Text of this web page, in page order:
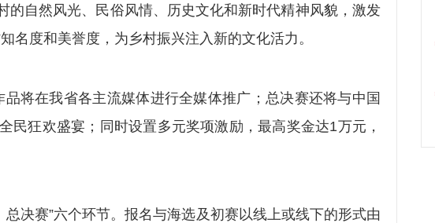
的自然风光、民俗风情、历史文化和新时代精神风貌，激发
名度和美誉度，为乡村振兴注入新的文化活力。
在我省各主流媒体进行全媒体推广；总决赛还将与中国
狂欢盛宴；同时设置多元奖项激励，最高奖金达1万元，
赛”六个环节。报名与海选及初赛以线上或线下的形式由